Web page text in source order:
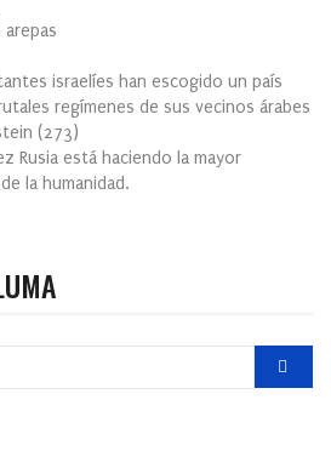
arepas
israelíes han escogido un país
regímenes de sus vecinos árabes
(273)
Rusia está haciendo la mayor
la humanidad.